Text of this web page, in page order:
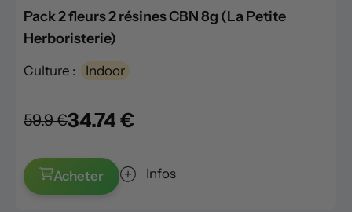
Pack 2 fleurs 2 résines CBN 8g (La Petite
Herboristerie)
Culture : Indoor
59.9 €34.74 €
Acheter Infos